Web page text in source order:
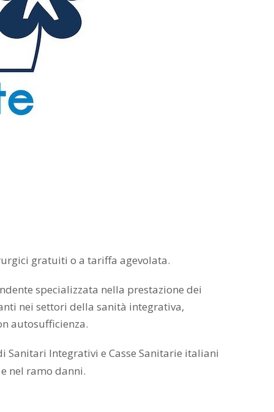
gratuiti o a tariffa agevolata.
specializzata nella prestazione dei
nei settori della sanità integrativa,
autosufficienza.
Integrativi e Casse Sanitarie italiani
nel ramo danni.